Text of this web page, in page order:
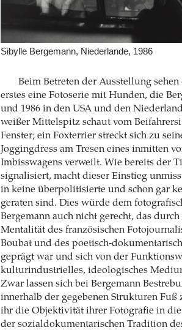
Sibylle Bergemann, Niederlande, 1986
Beim Betreten der Ausstellung
erstes eine Fotoserie mit Hunden, die
und 1986 in den USA und den
weißer Mittelspitz schaut vom
Fenster; ein Foxterrier streckt sich zu
Joggingdress am Tresen eines inmitten
Imbisswagens verweilt. Wie bereits der
signalisiert, macht dieser Einstieg
in keine überpolitisierte und schon gar
geraten sind. Dies würde dem
Bergemann auch nicht gerecht, das
Mentalität des französischen
Boubat und des poetisch-
geprägt war und sich von der
kulturindustrielles, ideologisches
Zwar lassen sich bei Bergemann
innerhalb der gegebenen Strukturen Fuß
ihr die Objektivität ihrer Fotografie in
der sozialdokumentarischen Tradition